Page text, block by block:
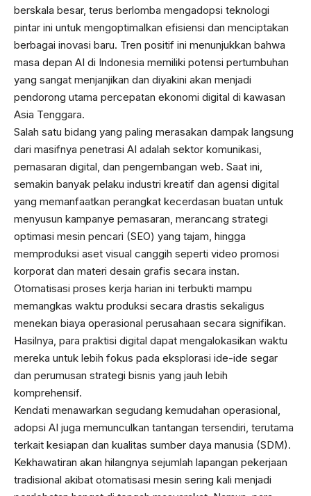
berskala besar, terus berlomba mengadopsi teknologi
pintar ini untuk mengoptimalkan efisiensi dan menciptakan
berbagai inovasi baru. Tren positif ini menunjukkan bahwa
masa depan AI di Indonesia memiliki potensi pertumbuhan
yang sangat menjanjikan dan diyakini akan menjadi
pendorong utama percepatan ekonomi digital di kawasan
Asia Tenggara.
Salah satu bidang yang paling merasakan dampak langsung
dari masifnya penetrasi AI adalah sektor komunikasi,
pemasaran digital, dan pengembangan web. Saat ini,
semakin banyak pelaku industri kreatif dan agensi digital
yang memanfaatkan perangkat kecerdasan buatan untuk
menyusun kampanye pemasaran, merancang strategi
optimasi mesin pencari (SEO) yang tajam, hingga
memproduksi aset visual canggih seperti video promosi
korporat dan materi desain grafis secara instan.
Otomatisasi proses kerja harian ini terbukti mampu
memangkas waktu produksi secara drastis sekaligus
menekan biaya operasional perusahaan secara signifikan.
Hasilnya, para praktisi digital dapat mengalokasikan waktu
mereka untuk lebih fokus pada eksplorasi ide-ide segar
dan perumusan strategi bisnis yang jauh lebih
komprehensif.
Kendati menawarkan segudang kemudahan operasional,
adopsi AI juga memunculkan tantangan tersendiri, terutama
terkait kesiapan dan kualitas sumber daya manusia (SDM).
Kekhawatiran akan hilangnya sejumlah lapangan pekerjaan
tradisional akibat otomatisasi mesin sering kali menjadi